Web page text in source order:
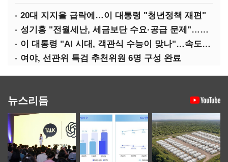
20대 지지율 급락에…이 대통령 "청년정책 재편"
성기홍 "전월세난, 세금보단 수요·공급 문제"…닥공 시사
이 대통령 "AI 시대, 객관식 수능이 맞나"…속도전 '경계'
여야, 선관위 특검 추천위원 6명 구성 완료
뉴스리듬